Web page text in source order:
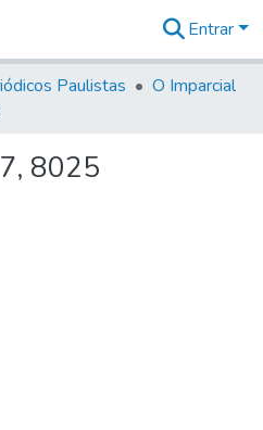
na
Entrar
Paulistas
O Imparcial
8025